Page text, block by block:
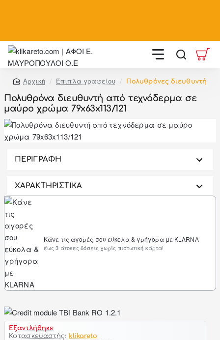
home
Έπιπλα γραφείου Πολυθρόνες διευθυντή
Πολυθρόνα διευθυντή από τεχνόδερμα σε
μαύρο χρώμα 79x63x113/121
ΠΕΡΙΓΡΑΦΗ
ΧΑΡΑΚΤΗΡΙΣΤΙΚΑ
Κάνε τις αγορές σου εύκολα & γρήγορα με KLARNA
έως 3 άτοκες δόσεις χωρίς πιστωτική κάρτα!
Εξαντλήθηκε
Κατασκευαστής: klikareto